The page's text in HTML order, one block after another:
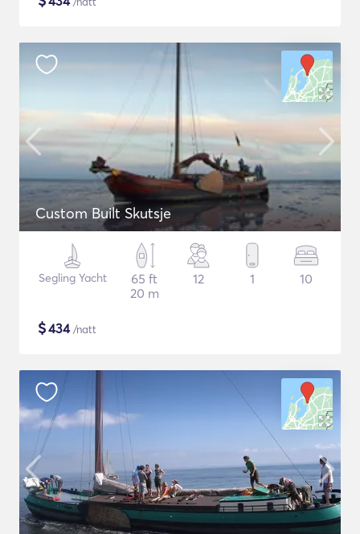
Custom Built Skutsje
Segling Yacht
65 ft
20 m
12 1 10
$434/natt